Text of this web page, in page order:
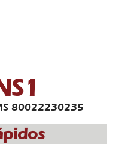
80022230235